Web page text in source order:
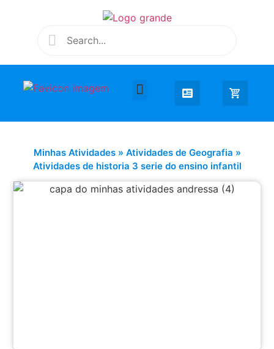
Minhas Atividades» Atividades de Geografia »
Atividades de historia 3 serie do ensino infantil